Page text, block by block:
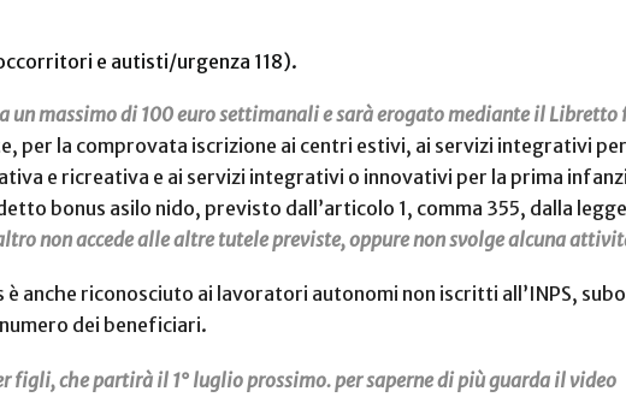
e autisti/urgenza 118).
un massimo di 100 euro settimanali e sarà erogato mediante il
per la comprovata iscrizione ai centri estivi, ai servizi integrativi
e ricreativa e ai servizi integrativi o innovativi per la prima
bonus asilo nido, previsto dall’articolo 1, comma 355, dalla
non accede alle altre tutele previste, oppure non svolge alcuna
anche riconosciuto ai lavoratori autonomi non iscritti all’INPS,
dei beneficiari.
figli, che partirà il 1° luglio prossimo. per saperne di più guarda il video